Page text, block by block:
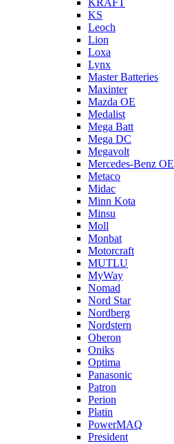
KRAFT
KS
Leoch
Lion
Loxa
Lynx
Master Batteries
Maxinter
Mazda OE
Medalist
Mega Batt
Mega DC
Megavolt
Mercedes-Benz OE
Metaco
Midac
Minn Kota
Minsu
Moll
Monbat
Motorcraft
MUTLU
MyWay
Nomad
Nord Star
Nordberg
Nordstern
Oberon
Oniks
Optima
Panasonic
Patron
Perion
Platin
PowerMAQ
President